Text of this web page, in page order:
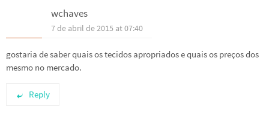
wchaves
7 de abril de 2015 at 07:40
gostaria de saber quais os tecidos apropriados e quais os preços dos
mesmo no mercado.
Reply